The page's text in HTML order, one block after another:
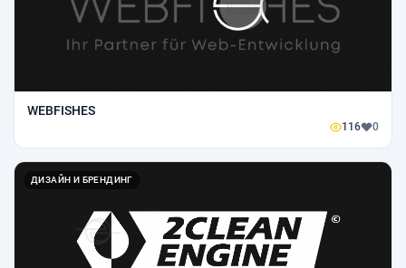
WEBFISHES
116 0
ДИЗАЙН И БРЕНДИНГ